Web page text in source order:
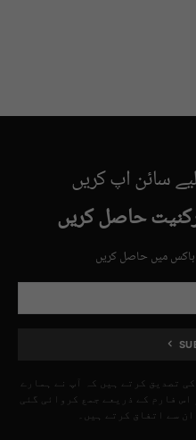
سائن اپ کریں
حاصل کریں
باکس میں حاصل کریں
تصدیق کرتے ہیں کہ آپ نے ہمارے
فارم کے ذریعے جمع کروائی گئی
سے اتفاق کرتے ہیں۔